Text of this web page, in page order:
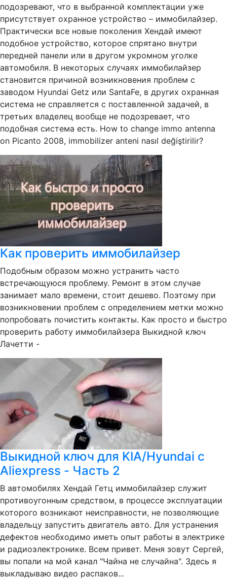
подозревают, что в выбранной комплектации уже
присутствует охранное устройство – иммобилайзер.
Практически все новые поколения Хендай имеют
подобное устройство, которое спрятано внутри
передней панели или в другом укромном уголке
автомобиля. В некоторых случаях иммобилайзер
становится причиной возникновения проблем с
заводом Hyundai Getz или SantaFe, в других охранная
система не справляется с поставленной задачей, в
третьих владелец вообще не подозревает, что
подобная система есть. How to change immo antenna
on Picanto 2008, immobilizer anteni nasıl değiştirilir?
Как проверить иммобилайзер
Подобным образом можно устранить часто
встречающуюся проблему. Ремонт в этом случае
занимает мало времени, стоит дешево. Поэтому при
возникновении проблем с определением метки можно
попробовать почистить контакты. Как просто и быстро
проверить работу иммобилайзера Выкидной ключ
Лачетти -
Выкидной ключ для KIA/Hyundai с
Aliexpress - Часть 2
В автомобилях Хендай Гетц иммобилайзер служит
противоугонным средством, в процессе эксплуатации
которого возникают неисправности, не позволяющие
владельцу запустить двигатель авто. Для устранения
дефектов необходимо иметь опыт работы в электрике
и радиоэлектронике. Всем привет. Меня зовут Сергей,
вы попали на мой канал "Чайна не случайна". Здесь я
выкладываю видео распаков...